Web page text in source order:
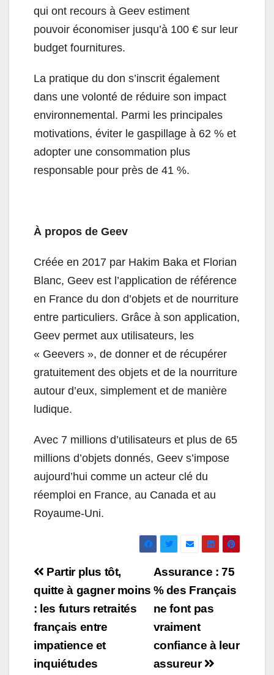
qui ont recours à Geev estiment
pouvoir économiser jusqu’à 100 € sur leur
budget fournitures.
La pratique du don s’inscrit également
dans une volonté de réduire son impact
environnemental. Parmi les principales
motivations, éviter le gaspillage à 62 % et
adopter une consommation plus
responsable pour près de 41 %.
À propos de Geev
Créée en 2017 par Hakim Baka et Florian
Blanc, Geev est l’application de référence
en France du don d’objets et de nourriture
entre particuliers. Grâce à son application,
Geev permet aux utilisateurs, les
« Geevers », de donner et de récupérer
gratuitement des objets et de la nourriture
autour d’eux, simplement et de manière
ludique.
Avec 7 millions d’utilisateurs et plus de 65
millions d’objets donnés, Geev s’impose
aujourd’hui comme un acteur clé du
réemploi en France, au Canada et au
Royaume-Uni.
Navigation
de
l’article
Assurance : 75
% des Français
ne font pas
vraiment
confiance à leur
assureur
Partir plus tôt,
quitte à gagner moins
: les futurs retraités
français entre
impatience et
inquiétudes